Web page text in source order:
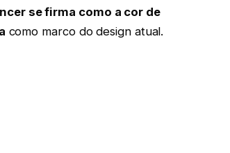
se firma como a cor de
como marco do design atual.